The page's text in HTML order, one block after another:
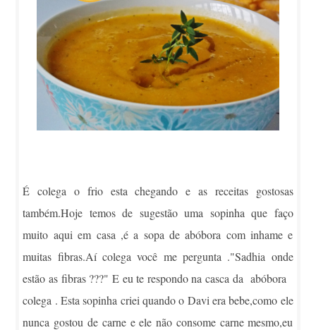
É colega o frio esta chegando e as receitas gostosas
também.Hoje temos de sugestão uma sopinha que faço
muito aqui em casa ,é a sopa de abóbora com inhame e
muitas fibras.Aí colega você me pergunta ."Sadhia onde
estão as fibras ???" E eu te respondo na casca da abóbora
colega . Esta sopinha criei quando o Davi era bebe,como ele
nunca gostou de carne e ele não consome carne mesmo,eu